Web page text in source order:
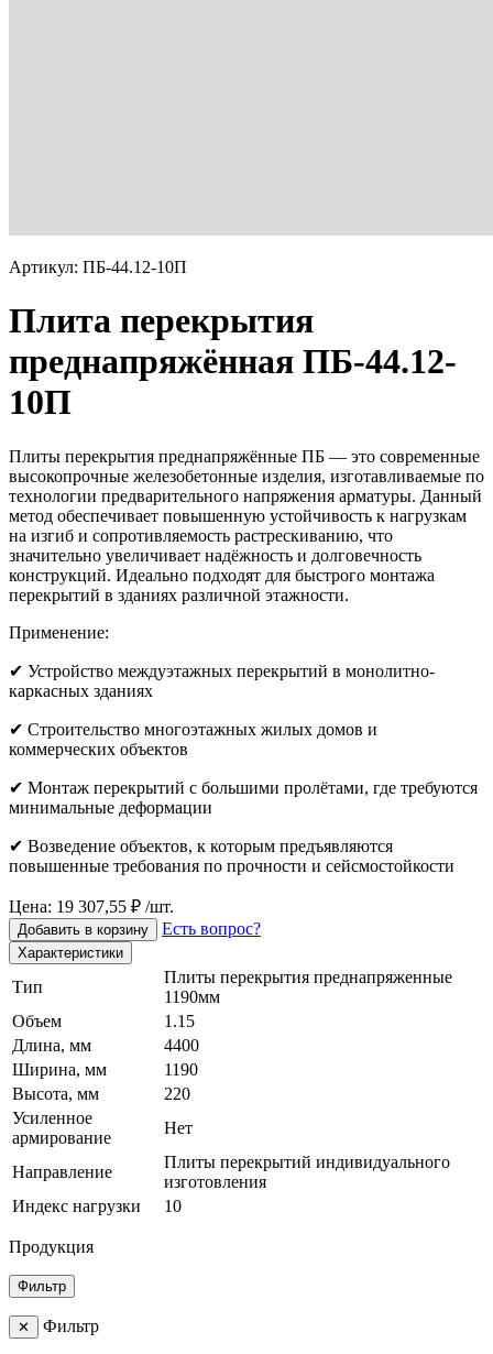
Артикул: ПБ-44.12-10П
Плита перекрытия
преднапряжённая ПБ-44.12-
10П
Плиты перекрытия преднапряжённые ПБ — это современные
высокопрочные железобетонные изделия, изготавливаемые по
технологии предварительного напряжения арматуры. Данный
метод обеспечивает повышенную устойчивость к нагрузкам
на изгиб и сопротивляемость растрескиванию, что
значительно увеличивает надёжность и долговечность
конструкций. Идеально подходят для быстрого монтажа
перекрытий в зданиях различной этажности.
Применение:
✔ Устройство междуэтажных перекрытий в монолитно-
каркасных зданиях
✔ Строительство многоэтажных жилых домов и
коммерческих объектов
✔ Монтаж перекрытий с большими пролётами, где требуются
минимальные деформации
✔ Возведение объектов, к которым предъявляются
повышенные требования по прочности и сейсмостойкости
Цена: 19 307,55 ₽ /шт.
Добавить в корзину Есть вопрос?
Характеристики
Тип
Плиты перекрытия преднапряженные
1190мм
Объем
1.15
Длина, мм
4400
Ширина, мм
1190
Высота, мм
220
Усиленное
армирование
Нет
Направление
Плиты перекрытий индивидуального
изготовления
Индекс нагрузки
10
Продукция
Фильтр
✕ Фильтр